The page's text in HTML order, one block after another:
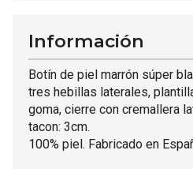
Información
Botín de piel marrón súper
tres hebillas laterales,
goma, cierre con cremallera
tacon: 3cm.
100% piel. Fabricado en